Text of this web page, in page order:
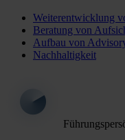
Weiterentwicklung
Beratung von
Aufbau von
Nachhaltigkeit